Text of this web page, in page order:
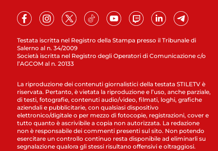
Testata iscritta nel Registro della Stampa presso il Tribunale di
Salerno al n. 34/2009
Società iscritta nel Registro degli Operatori di Comunicazione c/o
l’AGCOM al n. 20133
La riproduzione dei contenuti giornalistici della testata STILETV è
riservata. Pertanto, è vietata la riproduzione e l’uso, anche parziale,
di testi, fotografie, contenuti audio/video, filmati, loghi, grafiche
aziendali e pubblicitarie, con qualsiasi dispositivo
elettronico/digitale o per mezzo di fotocopie, registrazioni, cover e
tutto quanto è ascrivibile a copia non autorizzata. La redazione
non è responsabile dei commenti presenti sul sito. Non potendo
esercitare un controllo continuo resta disponibile ad eliminarli su
segnalazione qualora gli stessi risultano offensivi e oltraggiosi.